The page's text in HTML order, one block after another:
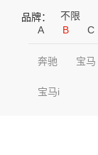
品牌：
不限
A
B C
奔驰 宝马
宝马i